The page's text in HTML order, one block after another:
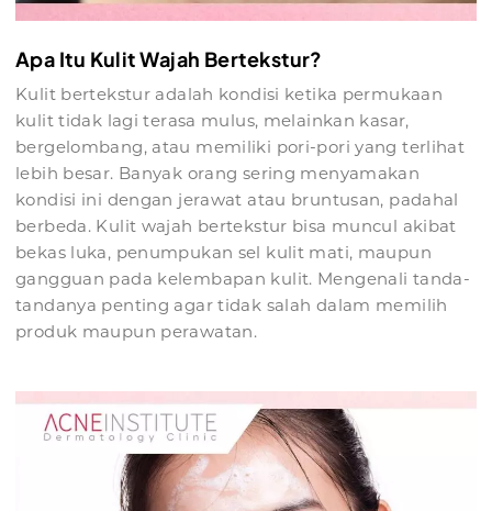
Apa Itu Kulit Wajah Bertekstur?
Kulit bertekstur adalah kondisi ketika permukaan
kulit tidak lagi terasa mulus, melainkan kasar,
bergelombang, atau memiliki pori-pori yang terlihat
lebih besar. Banyak orang sering menyamakan
kondisi ini dengan jerawat atau bruntusan, padahal
berbeda. Kulit wajah bertekstur bisa muncul akibat
bekas luka, penumpukan sel kulit mati, maupun
gangguan pada kelembapan kulit. Mengenali tanda-
tandanya penting agar tidak salah dalam memilih
produk maupun perawatan.